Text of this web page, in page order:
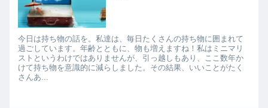
今日は持ち物の話を。私達は、毎日たくさんの持ち物に囲まれて
過ごしています。年齢とともに、物も増えますね！私はミニマリ
ストというわけではありませんが、引っ越しもあり、ここ数年か
けて持ち物を意識的に減らしました。その結果、いいことがたく
さんあ...